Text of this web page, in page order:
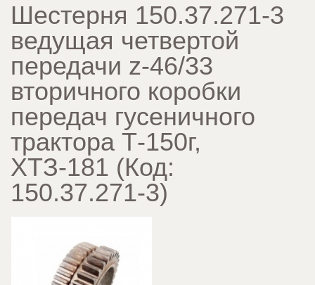
Шестерня 150.37.271-3
ведущая четвертой
передачи z-46/33
вторичного коробки
передач гусеничного
трактора Т-150г,
ХТЗ-181 (Код:
150.37.271-3)